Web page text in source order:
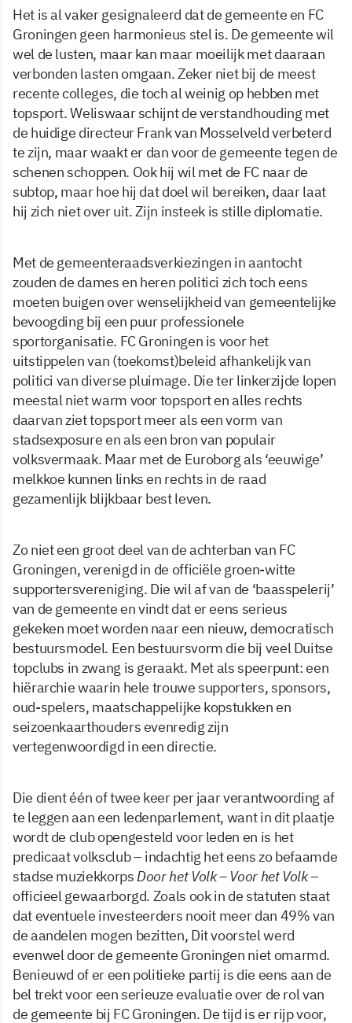
Het is al vaker gesignaleerd dat de gemeente en FC
Groningen geen harmonieus stel is. De gemeente wil
wel de lusten, maar kan maar moeilijk met daaraan
verbonden lasten omgaan. Zeker niet bij de meest
recente colleges, die toch al weinig op hebben met
topsport. Weliswaar schijnt de verstandhouding met
de huidige directeur Frank van Mosselveld verbeterd
te zijn, maar waakt er dan voor de gemeente tegen de
schenen schoppen. Ook hij wil met de FC naar de
subtop, maar hoe hij dat doel wil bereiken, daar laat
hij zich niet over uit. Zijn insteek is stille diplomatie.
Met de gemeenteraadsverkiezingen in aantocht
zouden de dames en heren politici zich toch eens
moeten buigen over wenselijkheid van gemeentelijke
bevoogding bij een puur professionele
sportorganisatie. FC Groningen is voor het
uitstippelen van (toekomst)beleid afhankelijk van
politici van diverse pluimage. Die ter linkerzijde lopen
meestal niet warm voor topsport en alles rechts
daarvan ziet topsport meer als een vorm van
stadsexposure en als een bron van populair
volksvermaak. Maar met de Euroborg als ‘eeuwige’
melkkoe kunnen links en rechts in de raad
gezamenlijk blijkbaar best leven.
Zo niet een groot deel van de achterban van FC
Groningen, verenigd in de officiële groen-witte
supportersvereniging. Die wil af van de ‘baasspelerij’
van de gemeente en vindt dat er eens serieus
gekeken moet worden naar een nieuw, democratisch
bestuursmodel. Een bestuursvorm die bij veel Duitse
topclubs in zwang is geraakt. Met als speerpunt: een
hiërarchie waarin hele trouwe supporters, sponsors,
oud-spelers, maatschappelijke kopstukken en
seizoenkaarthouders evenredig zijn
vertegenwoordigd in een directie.
Die dient één of twee keer per jaar verantwoording af
te leggen aan een ledenparlement, want in dit plaatje
wordt de club opengesteld voor leden en is het
predicaat volksclub – indachtig het eens zo befaamde
stadse muziekkorpsDoor het Volk – Voor het Volk–
officieel gewaarborgd. Zoals ook in de statuten staat
dat eventuele investeerders nooit meer dan 49% van
de aandelen mogen bezitten, Dit voorstel werd
evenwel door de gemeente Groningen niet omarmd.
Benieuwd of er een politieke partij is die eens aan de
bel trekt voor een serieuze evaluatie over de rol van
de gemeente bij FC Groningen. De tijd is er rijp voor,